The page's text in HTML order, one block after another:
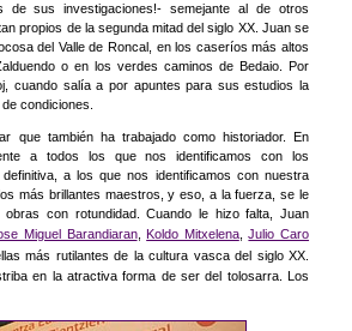
de sus investigaciones!- semejante al de otros
propios de la segunda mitad del siglo XX. Juan se
del Valle de Roncal, en los caseríos más altos
o en los verdes caminos de Bedaio. Por
cuando salía a por apuntes para sus estudios la
condiciones.
que también ha trabajado como historiador. En
a todos los que nos identificamos con los
a los que nos identificamos con nuestra
más brillantes maestros, y eso, a la fuerza, se le
con rotundidad. Cuando le hizo falta, Juan
Miguel Barandiaran,Koldo Mitxelena,Julio Caro
más rutilantes de la cultura vasca del siglo XX.
en la atractiva forma de ser del tolosarra. Los